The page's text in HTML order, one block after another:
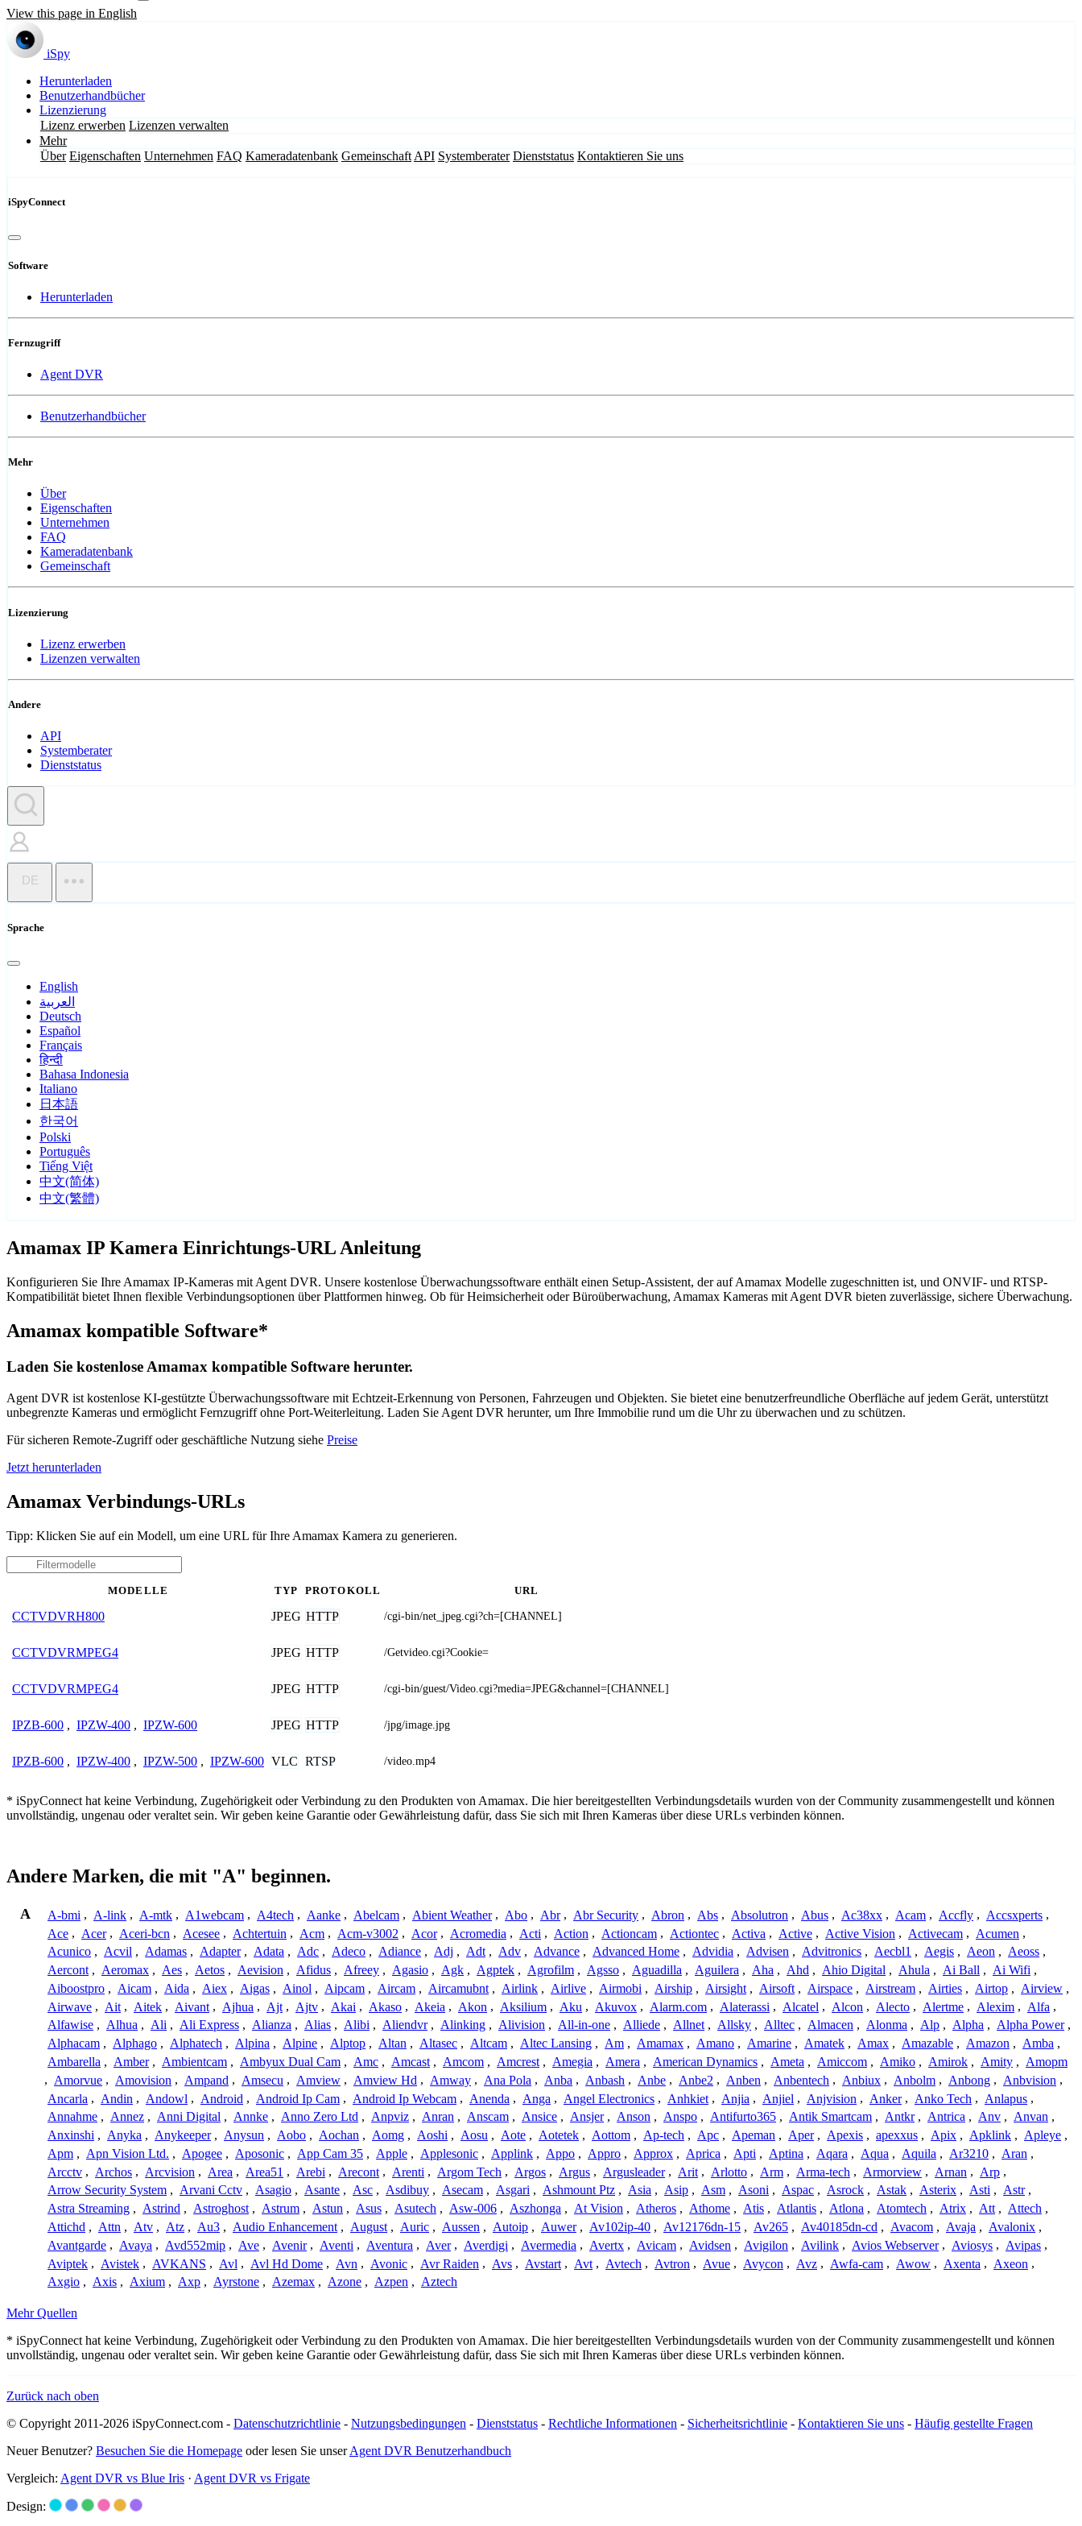
View this page in English
iSpy
Herunterladen
Benutzerhandbücher
Lizenzierung
Lizenz erwerben Lizenzen verwalten
Mehr
Über Eigenschaften Unternehmen FAQ Kameradatenbank Gemeinschaft API Systemberater Dienststatus Kontaktieren Sie uns
iSpyConnect
Software
Herunterladen
Fernzugriff
Agent DVR
Benutzerhandbücher
Mehr
Über
Eigenschaften
Unternehmen
FAQ
Kameradatenbank
Gemeinschaft
Lizenzierung
Lizenz erwerben
Lizenzen verwalten
Andere
API
Systemberater
Dienststatus
DE
Sprache
English
العربية
Deutsch
Español
Français
हिन्दी
Bahasa Indonesia
Italiano
日本語
한국어
Polski
Português
Tiếng Việt
中文(简体)
中文(繁體)
Amamax IP Kamera Einrichtungs-URL Anleitung
Konfigurieren Sie Ihre Amamax IP-Kameras mit Agent DVR. Unsere kostenlose Überwachungssoftware enthält einen Setup-Assistent, der auf Amamax Modelle zugeschnitten ist, und ONVIF- und RTSP-
Kompatibilität bietet Ihnen flexible Verbindungsoptionen über Plattformen hinweg. Ob für Heimsicherheit oder Büroüberwachung, Amamax Kameras mit Agent DVR bieten zuverlässige, sichere Überwachung.
Amamax kompatible Software*
Laden Sie kostenlose Amamax kompatible Software herunter.
Agent DVR ist kostenlose KI-gestützte Überwachungssoftware mit Echtzeit-Erkennung von Personen, Fahrzeugen und Objekten. Sie bietet eine benutzerfreundliche Oberfläche auf jedem Gerät, unterstützt
unbegrenzte Kameras und ermöglicht Fernzugriff ohne Port-Weiterleitung. Laden Sie Agent DVR herunter, um Ihre Immobilie rund um die Uhr zu überwachen und zu schützen.
Für sicheren Remote-Zugriff oder geschäftliche Nutzung siehe Preise
Jetzt herunterladen
Amamax Verbindungs-URLs
Tipp: Klicken Sie auf ein Modell, um eine URL für Ihre Amamax Kamera zu generieren.
MODELLE TYP PROTOKOLL URL
CCTVDVRH800 JPEG HTTP /cgi-bin/net_jpeg.cgi?ch=[CHANNEL]
CCTVDVRMPEG4 JPEG HTTP /Getvideo.cgi?Cookie=
CCTVDVRMPEG4 JPEG HTTP /cgi-bin/guest/Video.cgi?media=JPEG&channel=[CHANNEL]
IPZB-600 , IPZW-400 , IPZW-600 JPEG HTTP /jpg/image.jpg
IPZB-600 , IPZW-400 , IPZW-500 , IPZW-600 VLC RTSP /video.mp4
* iSpyConnect hat keine Verbindung, Zugehörigkeit oder Verbindung zu den Produkten von Amamax. Die hier bereitgestellten Verbindungsdetails wurden von der Community zusammengestellt und können
unvollständig, ungenau oder veraltet sein. Wir geben keine Garantie oder Gewährleistung dafür, dass Sie sich mit Ihren Kameras über diese URLs verbinden können.
Andere Marken, die mit "A" beginnen.
A A-bmi , A-link , A-mtk , A1webcam , A4tech , Aanke , Abelcam , Abient Weather , Abo , Abr , Abr Security , Abron , Abs , Absolutron , Abus , Ac38xx , Acam , Accfly , Accsxperts ,
Ace , Acer , Aceri-bcn , Acesee , Achtertuin , Acm , Acm-v3002 , Acor , Acromedia , Acti , Action , Actioncam , Actiontec , Activa , Active , Active Vision , Activecam , Acumen ,
Acunico , Acvil , Adamas , Adapter , Adata , Adc , Adeco , Adiance , Adj , Adt , Adv , Advance , Advanced Home , Advidia , Advisen , Advitronics , Aecbl1 , Aegis , Aeon , Aeoss ,
Aercont , Aeromax , Aes , Aetos , Aevision , Afidus , Afreey , Agasio , Agk , Agptek , Agrofilm , Agsso , Aguadilla , Aguilera , Aha , Ahd , Ahio Digital , Ahula , Ai Ball , Ai Wifi ,
Aiboostpro , Aicam , Aida , Aiex , Aigas , Ainol , Aipcam , Aircam , Aircamubnt , Airlink , Airlive , Airmobi , Airship , Airsight , Airsoft , Airspace , Airstream , Airties , Airtop , Airview ,
Airwave , Ait , Aitek , Aivant , Ajhua , Ajt , Ajtv , Akai , Akaso , Akeia , Akon , Aksilium , Aku , Akuvox , Alarm.com , Alaterassi , Alcatel , Alcon , Alecto , Alertme , Alexim , Alfa ,
Alfawise , Alhua , Ali , Ali Express , Alianza , Alias , Alibi , Aliendvr , Alinking , Alivision , All-in-one , Alliede , Allnet , Allsky , Alltec , Almacen , Alonma , Alp , Alpha , Alpha Power ,
Alphacam , Alphago , Alphatech , Alpina , Alpine , Alptop , Altan , Altasec , Altcam , Altec Lansing , Am , Amamax , Amano , Amarine , Amatek , Amax , Amazable , Amazon , Amba ,
Ambarella , Amber , Ambientcam , Ambyux Dual Cam , Amc , Amcast , Amcom , Amcrest , Amegia , Amera , American Dynamics , Ameta , Amiccom , Amiko , Amirok , Amity , Amopm
, Amorvue , Amovision , Ampand , Amsecu , Amview , Amview Hd , Amway , Ana Pola , Anba , Anbash , Anbe , Anbe2 , Anben , Anbentech , Anbiux , Anbolm , Anbong , Anbvision ,
Ancarla , Andin , Andowl , Android , Android Ip Cam , Android Ip Webcam , Anenda , Anga , Angel Electronics , Anhkiet , Anjia , Anjiel , Anjvision , Anker , Anko Tech , Anlapus ,
Annahme , Annez , Anni Digital , Annke , Anno Zero Ltd , Anpviz , Anran , Anscam , Ansice , Ansjer , Anson , Anspo , Antifurto365 , Antik Smartcam , Antkr , Antrica , Anv , Anvan ,
Anxinshi , Anyka , Anykeeper , Anysun , Aobo , Aochan , Aomg , Aoshi , Aosu , Aote , Aotetek , Aottom , Ap-tech , Apc , Apeman , Aper , Apexis , apexxus , Apix , Apklink , Apleye ,
Apm , Apn Vision Ltd. , Apogee , Aposonic , App Cam 35 , Apple , Applesonic , Applink , Appo , Appro , Approx , Aprica , Apti , Aptina , Aqara , Aqua , Aquila , Ar3210 , Aran ,
Arcctv , Archos , Arcvision , Area , Area51 , Arebi , Arecont , Arenti , Argom Tech , Argos , Argus , Argusleader , Arit , Arlotto , Arm , Arma-tech , Armorview , Arnan , Arp ,
Arrow Security System , Arvani Cctv , Asagio , Asante , Asc , Asdibuy , Asecam , Asgari , Ashmount Ptz , Asia , Asip , Asm , Asoni , Aspac , Asrock , Astak , Asterix , Asti , Astr ,
Astra Streaming , Astrind , Astroghost , Astrum , Astun , Asus , Asutech , Asw-006 , Aszhonga , At Vision , Atheros , Athome , Atis , Atlantis , Atlona , Atomtech , Atrix , Att , Attech ,
Attichd , Attn , Atv , Atz , Au3 , Audio Enhancement , August , Auric , Aussen , Autoip , Auwer , Av102ip-40 , Av12176dn-15 , Av265 , Av40185dn-cd , Avacom , Avaja , Avalonix ,
Avantgarde , Avaya , Avd552mip , Ave , Avenir , Aventi , Aventura , Aver , Averdigi , Avermedia , Avertx , Avicam , Avidsen , Avigilon , Avilink , Avios Webserver , Aviosys , Avipas ,
Aviptek , Avistek , AVKANS , Avl , Avl Hd Dome , Avn , Avonic , Avr Raiden , Avs , Avstart , Avt , Avtech , Avtron , Avue , Avycon , Avz , Awfa-cam , Awow , Axenta , Axeon ,
Axgio , Axis , Axium , Axp , Ayrstone , Azemax , Azone , Azpen , Aztech
Mehr Quellen
* iSpyConnect hat keine Verbindung, Zugehörigkeit oder Verbindung zu den Produkten von Amamax. Die hier bereitgestellten Verbindungsdetails wurden von der Community zusammengestellt und können
unvollständig, ungenau oder veraltet sein. Wir geben keine Garantie oder Gewährleistung dafür, dass Sie sich mit Ihren Kameras über diese URLs verbinden können.
Zurück nach oben
© Copyright 2011-2026 iSpyConnect.com - Datenschutzrichtlinie - Nutzungsbedingungen - Dienststatus - Rechtliche Informationen - Sicherheitsrichtlinie - Kontaktieren Sie uns - Häufig gestellte Fragen
Neuer Benutzer? Besuchen Sie die Homepage oder lesen Sie unserAgent DVR Benutzerhandbuch
Vergleich: Agent DVR vs Blue Iris · Agent DVR vs Frigate
Design: